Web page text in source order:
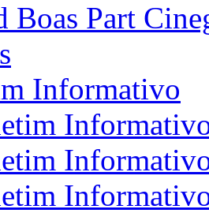
Boas Part
Informativo